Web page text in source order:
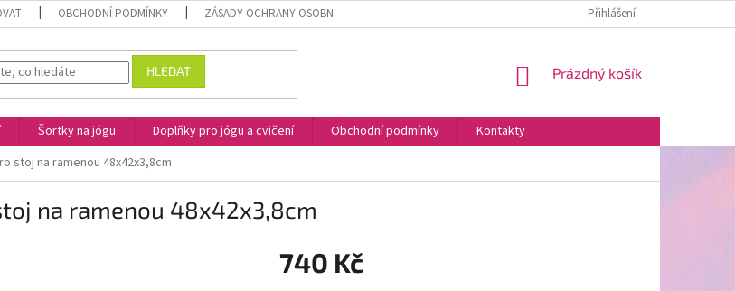
OBCHODNÍ PODMÍNKY ZÁSADY OCHRANY OSOBNÍCH ÚDAJŮ Přihlášení
HLEDAT
NÁKUPNÍ
Prázdný košík
Šortky na jógu Doplňky pro jógu a cvičení Obchodní podmínky
Kontakty
stoj na ramenou 48x42x3,8cm
na ramenou 48x42x3,8cm
740 Kč